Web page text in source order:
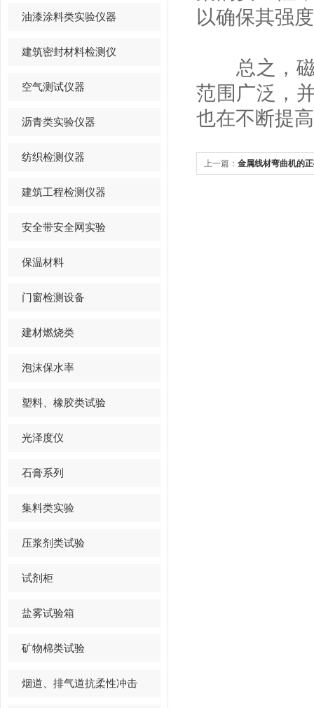
油漆涂料类实验仪器
建筑密封材料检测仪
空气测试仪器
沥青类实验仪器
纺织检测仪器
建筑工程检测仪器
安全带安全网实验
保温材料
门窗检测设备
建材燃烧类
泡沫保水率
塑料、橡胶类试验
光泽度仪
石膏系列
集料类实验
压浆剂类试验
试剂柜
盐雾试验箱
矿物棉类试验
烟道、排气道抗柔性冲击
以确保其强
总之，磁
范围广泛，
也在不断提
上一篇： 金属线材弯曲机的